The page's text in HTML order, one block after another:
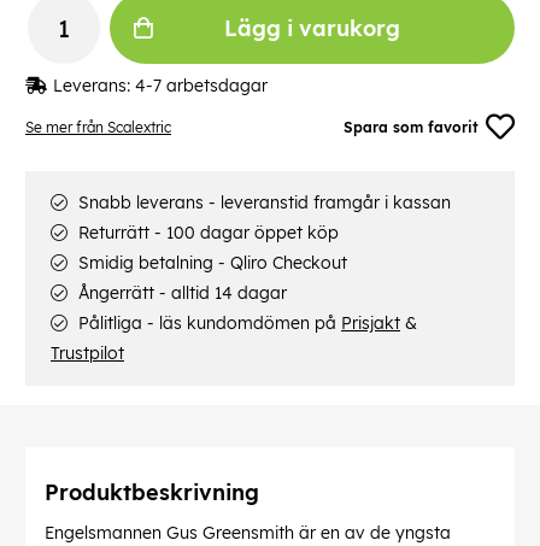
Se mer från Scalextric Spara som favorit
Lägg i varukorg
Leverans: 4-7 arbetsdagar
Snabb leverans - leveranstid framgår i kassan
Returrätt - 100 dagar öppet köp
Smidig betalning - Qliro Checkout
Ångerrätt - alltid 14 dagar
Pålitliga - läs kundomdömen på Prisjakt &
Trustpilot
Produktbeskrivning
Engelsmannen Gus Greensmith är en av de yngsta